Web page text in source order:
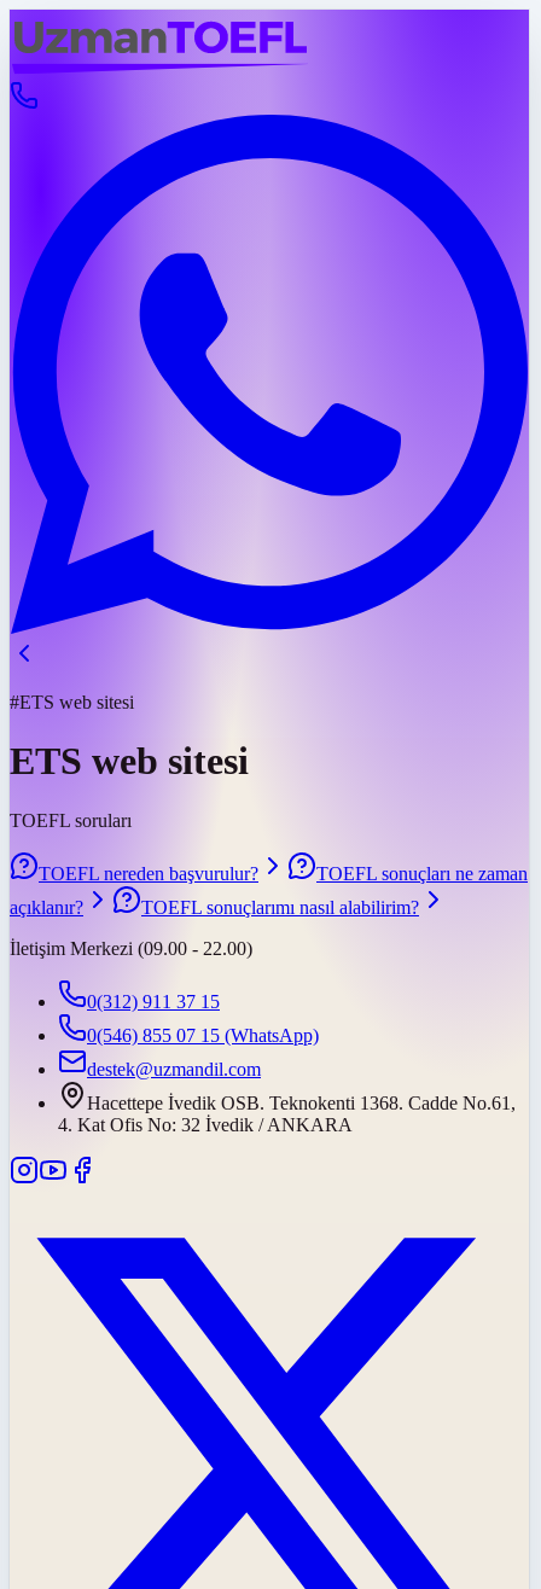
#ETS web sitesi
ETS web sitesi
TOEFL soruları
TOEFL nereden başvurulur?
TOEFL sonuçları ne zaman
açıklanır?
TOEFL sonuçlarımı nasıl alabilirim?
İletişim Merkezi (09.00 - 22.00)
0(312) 911 37 15
0(546) 855 07 15 (WhatsApp)
destek@uzmandil.com
Hacettepe İvedik OSB. Teknokenti 1368. Cadde No.61,
4. Kat Ofis No: 32 İvedik / ANKARA